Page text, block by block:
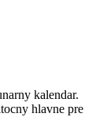
kalendar.
hlavne pre